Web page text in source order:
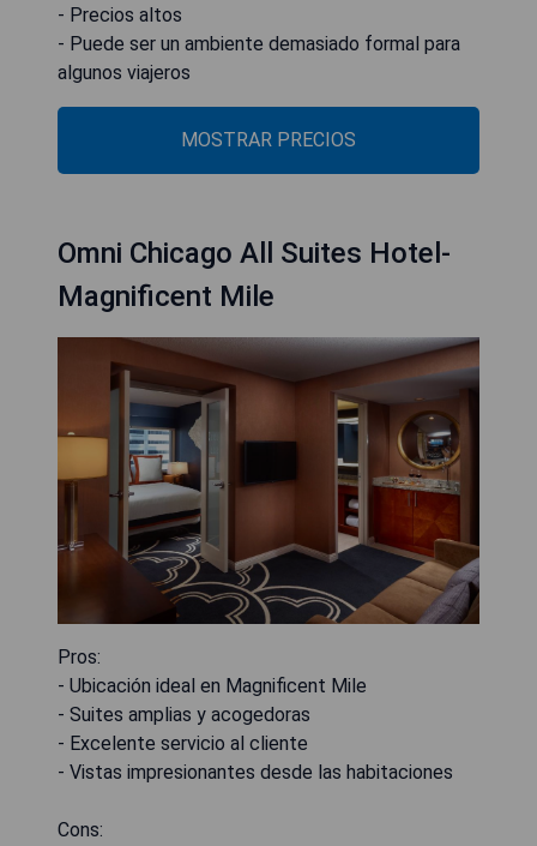
- Precios altos
- Puede ser un ambiente demasiado formal para
algunos viajeros
MOSTRAR PRECIOS
Omni Chicago All Suites Hotel-
Magnificent Mile
Pros:
- Ubicación ideal en Magnificent Mile
- Suites amplias y acogedoras
- Excelente servicio al cliente
- Vistas impresionantes desde las habitaciones
Cons: